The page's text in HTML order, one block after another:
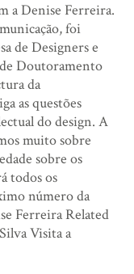
a Denise Ferreira.
foi
de Designers e
Doutoramento
da
as questões
do design. A
muito sobre
sobre os
todos os
número da
Ferreira Related
Visita a